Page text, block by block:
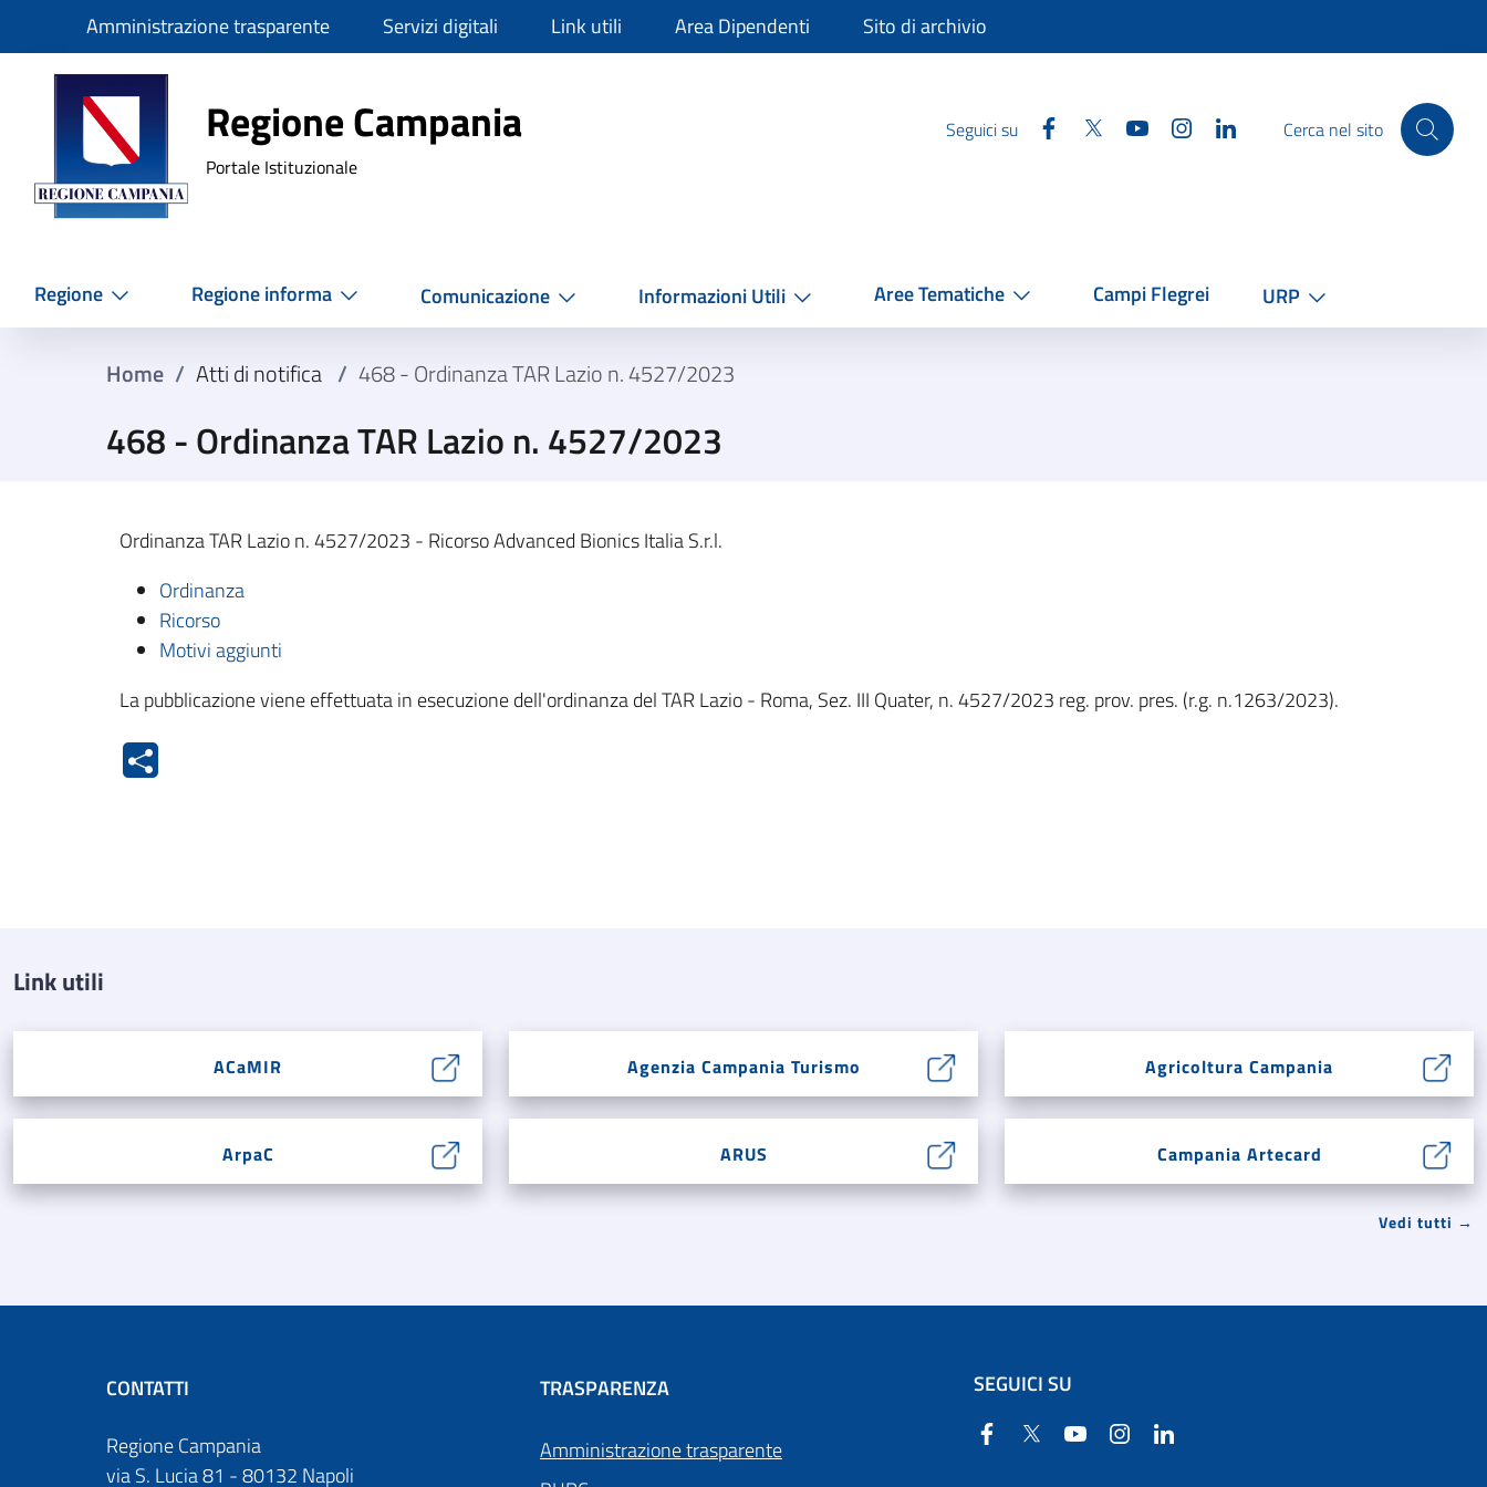
SlimAmministrazione trasparente Servizi digitali Link utili Area Dipendenti Sito di archivio
Regione Campania
Regione Campania
Portale Istituzionale
Seguici su Facebook
Twitter YouTube InstagramLinkedinCerca nel sito
Regione Regione informa Comunicazione Informazioni Utili Aree Tematiche Campi Flegrei URP
Home / Atti di notifica / 468 - Ordinanza TAR Lazio n. 4527/2023
468 - Ordinanza TAR Lazio n. 4527/2023
Ordinanza TAR Lazio n. 4527/2023 - Ricorso Advanced Bionics Italia S.r.l.
Ordinanza
Ricorso
Motivi aggiunti
La pubblicazione viene effettuata in esecuzione dell'ordinanza del TAR Lazio - Roma, Sez. III Quater, n. 4527/2023 reg. prov. pres. (r.g. n.1263/2023).
Link utili
ACaMIR Agenzia Campania Turismo Agricoltura Campania
ArpaC ARUS Campania Artecard
Vedi tutti →
CONTATTI
Regione Campania
via S. Lucia 81 - 80132 Napoli
TRASPARENZA
Amministrazione trasparente
SEGUICI SU
Facebook
Twitter YouTube Instagram